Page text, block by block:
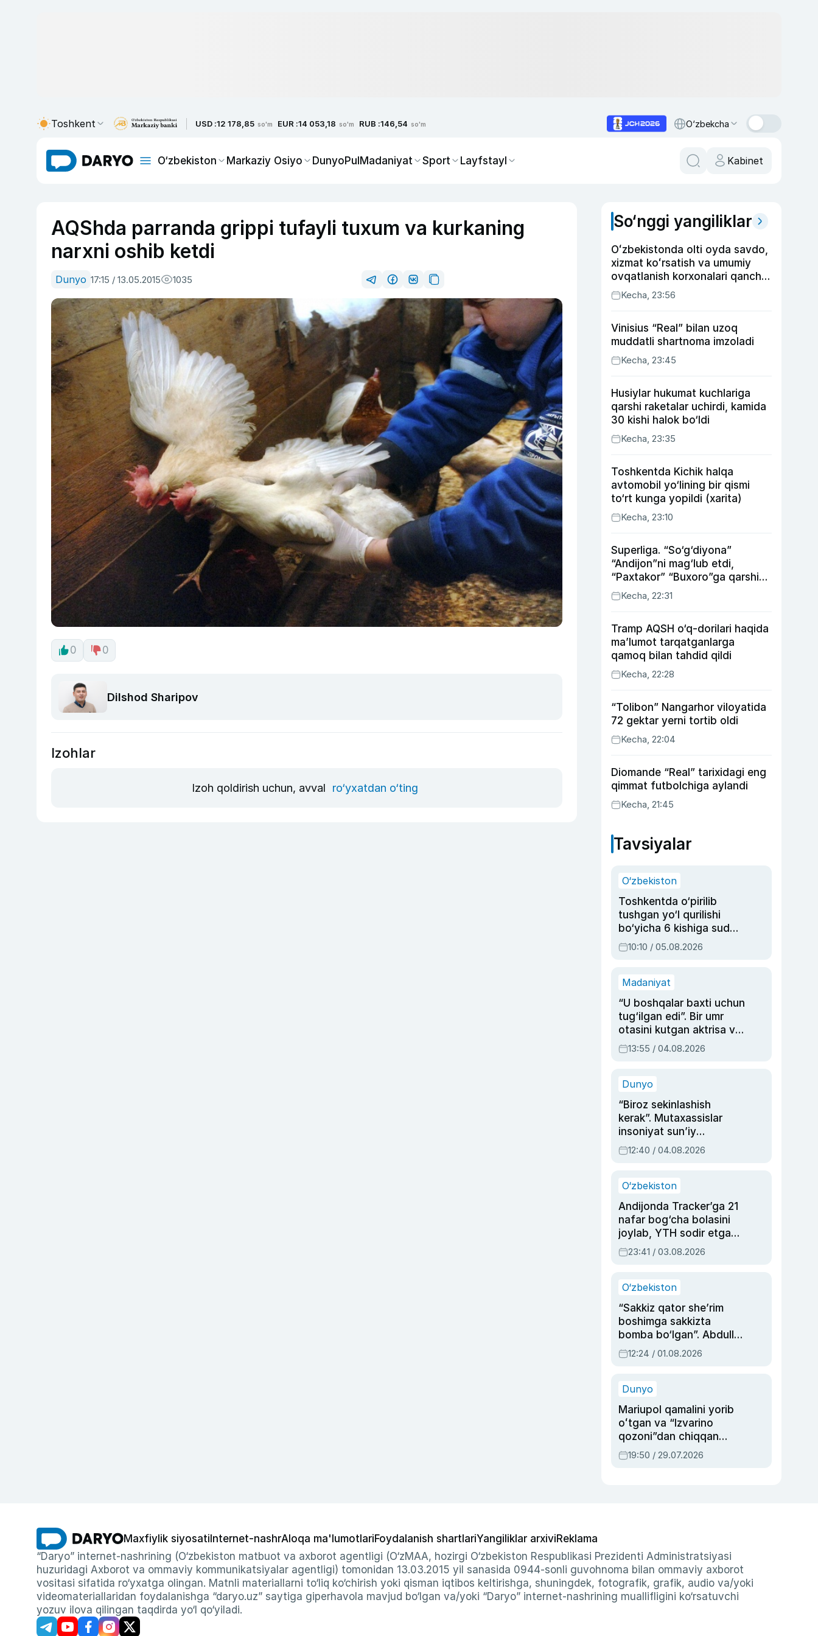
Toshkent USD :12 178,85 so'm EUR :14 053,18 so'm RUB :146,54 so'm O‘zbekcha
O‘zbekiston Markaziy Osiyo DunyoPulMadaniyat Sport Layfstayl Kabinet
AQShda parranda grippi tufayli tuxum va kurkaning
narxni oshib ketdi
Dunyo 17:15 / 13.05.2015 1035
0 0
Dilshod Sharipov
Izohlar
Izoh qoldirish uchun, avval ro‘yxatdan o‘ting
So‘nggi yangiliklar
Oʻzbekistonda olti oyda savdo,
xizmat koʻrsatish va umumiy
ovqatlanish korxonalari qancha
soliq toʻlagani ochiqlandi
Kecha, 23:56
Vinisius “Real” bilan uzoq
muddatli shartnoma imzoladi
Kecha, 23:45
Husiylar hukumat kuchlariga
qarshi raketalar uchirdi, kamida
30 kishi halok bo‘ldi
Kecha, 23:35
Toshkentda Kichik halqa
avtomobil yo‘lining bir qismi
to‘rt kunga yopildi (xarita)
Kecha, 23:10
Superliga. “So‘g‘diyona”
“Andijon”ni mag‘lub etdi,
“Paxtakor” “Buxoro”ga qarshi
bahsda g‘alabani qo‘ldan
chiqardi
Kecha, 22:31
Tramp AQSH o‘q-dorilari haqida
ma’lumot tarqatganlarga
qamoq bilan tahdid qildi
Kecha, 22:28
“Tolibon” Nangarhor viloyatida
72 gektar yerni tortib oldi
Kecha, 22:04
Diomande “Real” tarixidagi eng
qimmat futbolchiga aylandi
Kecha, 21:45
Tavsiyalar
O‘zbekiston
Toshkentda o‘pirilib
tushgan yo‘l qurilishi
bo‘yicha 6 kishiga sud
hukmi o‘qildi
10:10 / 05.08.2026
Madaniyat
“U boshqalar baxti uchun
tug‘ilgan edi”. Bir umr
otasini kutgan aktrisa va
dublyaj ustasi Rimma
Ahmedovaning
13:55 / 04.08.2026
Dunyo
“Biroz sekinlashish
kerak”. Mutaxassislar
insoniyat sun’iy
intellektni boshqara
olmay qolishidan xavotir
12:40 / 04.08.2026
O‘zbekiston
Andijonda Tracker’ga 21
nafar bog‘cha bolasini
joylab, YTH sodir etgan
ayolga sud hukmi o‘qildi
23:41 / 03.08.2026
O‘zbekiston
“Sakkiz qator she’rim
boshimga sakkizta
bomba bo‘lgan”. Abdulla
Oripovni siyosiy
ayblovlardan asrab
12:24 / 01.08.2026
Dunyo
Mariupol qamalini yorib
oʻtgan va “Izvarino
qozoni”dan chiqqan
qahramon — Ukraina
armiyasi bosh
19:50 / 29.07.2026
Maxfiylik siyosati Internet-nashrAloqa ma'lumotlariFoydalanish shartlariYangiliklar arxiviReklama
“Daryo” internet-nashrining (O‘zbekiston matbuot va axborot agentligi (O‘zMAA, hozirgi O‘zbekiston Respublikasi Prezidenti Administratsiyasi
huzuridagi Axborot va ommaviy kommunikatsiyalar agentligi) tomonidan 13.03.2015 yil sanasida 0944-sonli guvohnoma bilan ommaviy axborot
vositasi sifatida ro‘yxatga olingan. Matnli materiallarni to‘liq ko‘chirish yoki qisman iqtibos keltirishga, shuningdek, fotografik, grafik, audio va/yoki
videomateriallaridan foydalanishga “daryo.uz” saytiga giperhavola mavjud bo‘lgan va/yoki “Daryo” internet-nashrining muallifligini ko‘rsatuvchi
yozuv ilova qilingan taqdirda yo‘l qo‘yiladi.